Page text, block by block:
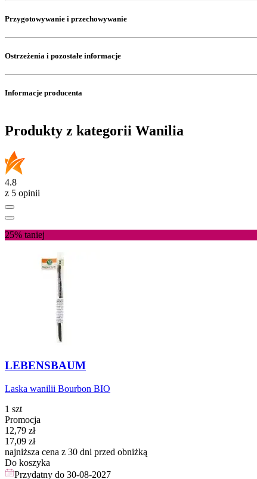
Przygotowywanie i przechowywanie
Ostrzeżenia i pozostałe informacje
Informacje producenta
Produkty z kategorii Wanilia
4.8
z 5 opinii
25% taniej
LEBENSBAUM
Laska wanilii Bourbon BIO
1 szt
Promocja
Cena promocyjna
12,79 zł
17,09 zł
najniższa cena z 30 dni przed obniżką
Do koszyka
Przydatny do 30-08-2027